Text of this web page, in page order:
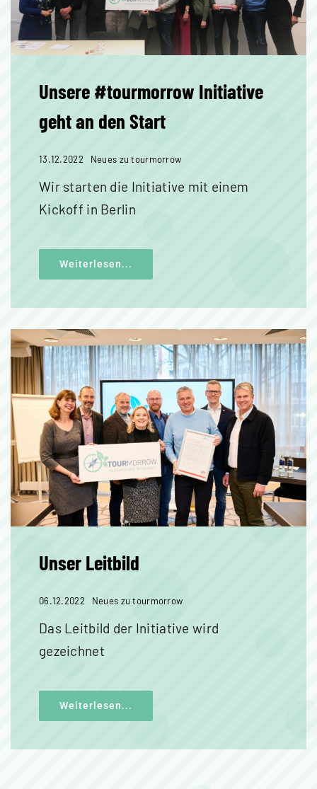
Unsere #tourmorrow Initiative
geht an den Start
13.12.2022 Neues zu tourmorrow
Wir starten die Initiative mit einem
Kickoff in Berlin
Weiterlesen...
Unser Leitbild
06.12.2022 Neues zu tourmorrow
Das Leitbild der Initiative wird
gezeichnet
Weiterlesen...